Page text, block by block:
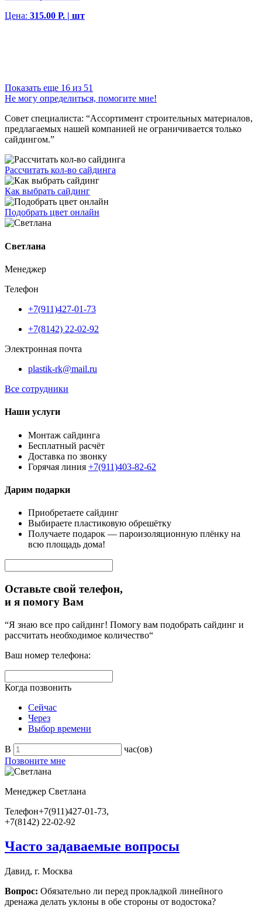
Цена: 315.00 Р. | шт
Показать еще 16 из 51
Не могу определиться, помогите мне!
Совет специалиста: “Ассортимент строительных материалов,
предлагаемых нашей компанией не ограничивается только
сайдингом.”
Рассчитать кол-во сайдинга
Как выбрать сайдинг
Подобрать цвет онлайн
Светлана
Менеджер
Телефон
+7(911)427-01-73
+7(8142) 22-02-92
Электронная почта
plastik-rk@mail.ru
Все сотрудники
Наши услуги
Монтаж сайдинга
Бесплатный расчёт
Доставка по звонку
Горячая линия +7(911)403-82-62
Дарим подарки
Приобретаете сайдинг
Выбираете пластиковую обрешётку
Получаете подарок — пароизоляционную плёнку на
всю площадь дома!
Оставьте свой телефон,
и я помогу Вам
“Я знаю все про сайдинг! Помогу вам подобрать сайдинг и
рассчитать необходимое количество“
Ваш номер телефона:
Когда позвонить
Сейчас
Через
Выбор времени
В
час(ов)
Позвоните мне
Менеджер Светлана
Телефон+7(911)427-01-73,
+7(8142) 22-02-92
Часто задаваемые вопросы
Давид, г. Москва
Вопрос: Обязательно ли перед прокладкой линейного
дренажа делать уклоны в обе стороны от водостока?